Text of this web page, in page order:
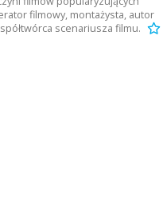
filmowy, montażysta, autor
scenariusza filmu.